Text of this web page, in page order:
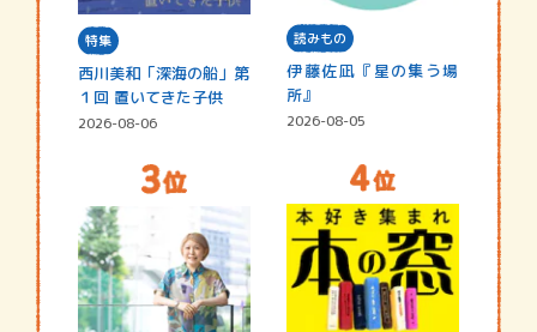
特集
西川美和「深海の船」第
１回 置いてきた子供
2026-08-06
読みもの
伊藤佐凪『星の集う場
所』
2026-08-05